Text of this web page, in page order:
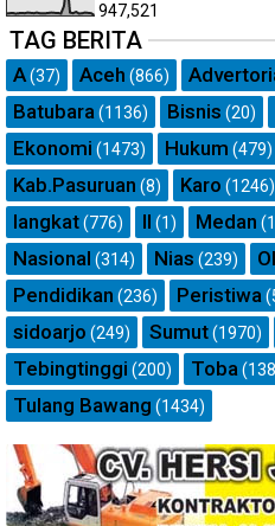
947,521
TAG BERITA
A(37) Aceh (866)
Batubara(1136) Bisnis (20)
Ekonomi (1473) Hukum (479)
Kab.Pasuruan (8) Karo (1246)
langkat(776) ll (1) Medan
Nasional (314) Nias (239)
Pendidikan (236) Peristiwa
sidoarjo (249) Sumut(1970)
Tebingtinggi (200) Toba
Tulang Bawang (1434)